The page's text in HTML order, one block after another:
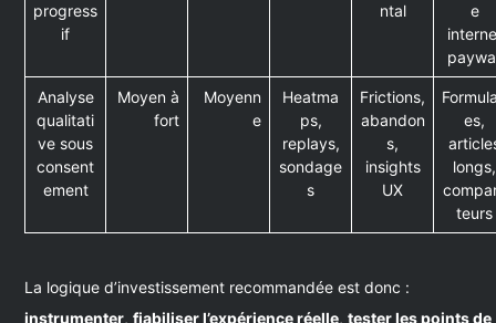
progress
if
ntal
e
Analyse
qualitati
ve sous
consent
ement
Moyen à
fort
Moyenn
e
Heatma
ps,
replays,
sondage
s
Frictions,
abandon
s,
insights
UX
es,
longs,
teurs
La logique d’investissement recommandée est donc :
instrumenter,fiabiliser l’expérience réelle,tester les points de